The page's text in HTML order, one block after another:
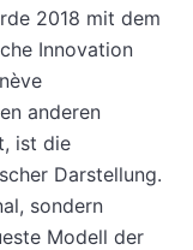
2018 mit dem
Innovation
anderen
ist die
Darstellung.
sondern
Modell der